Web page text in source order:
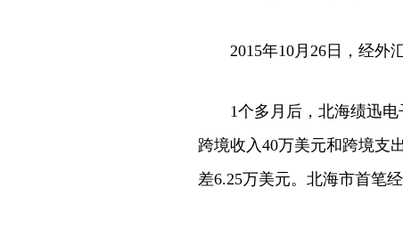
2015年10月26日，经外汇
1个多月后，北海绩迅电
跨境收入40万美元和跨境支
差6.25万美元。北海市首笔